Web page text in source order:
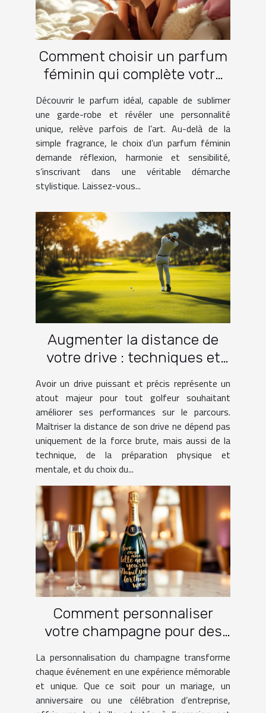
Comment choisir un parfum
féminin qui complète votre
Découvrir le parfum idéal, capable de sublimer
une garde-robe et révéler une personnalité
unique, relève parfois de l’art. Au-delà de la
simple fragrance, le choix d’un parfum féminin
demande réflexion, harmonie et sensibilité,
s’inscrivant dans une véritable démarche
stylistique. Laissez-vous...
Augmenter la distance de
votre drive : techniques et
Avoir un drive puissant et précis représente un
atout majeur pour tout golfeur souhaitant
améliorer ses performances sur le parcours.
Maîtriser la distance de son drive ne dépend pas
uniquement de la force brute, mais aussi de la
technique, de la préparation physique et
mentale, et du choix du...
Comment personnaliser
votre champagne pour des
La personnalisation du champagne transforme
chaque événement en une expérience mémorable
et unique. Que ce soit pour un mariage, un
anniversaire ou une célébration d’entreprise,